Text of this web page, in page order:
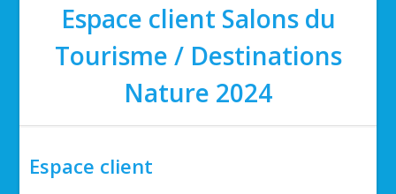
Espace client Salons du
Tourisme / Destinations
Nature 2024
Espace client